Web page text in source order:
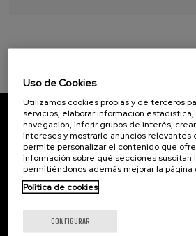
CIC nanoGUNE
Tolosa Hiribidea, 76
E-20018 Donostia / San Sebastian
+34 9... Ver teléfono·nano@nanogune.eu
Subscribe to our Newsletter
nanoGUNE
Uso de Cookies
Utilizamos cookies propias y de terceros
servicios, elaborar información
navegación, inferir grupos de interés,
intereses y mostrarle anuncios relevantes
permite personalizar el contenido que
información sobre qué secciones suscitan
permitiéndonos además mejorar la página
Política de cookies
CONFIGURAR